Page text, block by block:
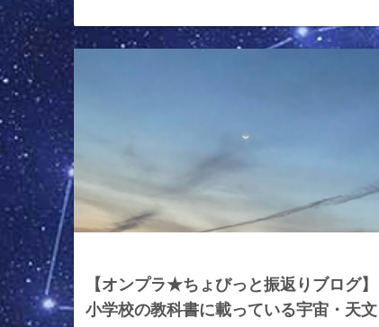
【オンプラ★ちょびっと振返りブログ】
小学校の教科書に載っている宇宙・天文